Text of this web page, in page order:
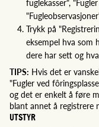
Trykk på
eksempel hva som
dere har sett og
TIPS: Hvis det er
"Fugler ved
og det er enkelt å føre
blant annet å registrere
UTSTYR